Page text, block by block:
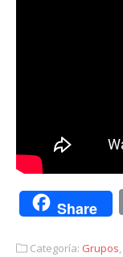
Share
Categoría: Grupos,